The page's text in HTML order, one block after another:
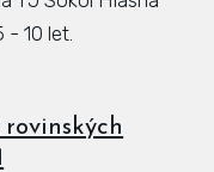
- 10 let.